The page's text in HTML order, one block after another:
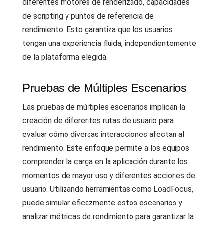
diferentes motores de renderizado, capacidades
de scripting y puntos de referencia de
rendimiento. Esto garantiza que los usuarios
tengan una experiencia fluida, independientemente
de la plataforma elegida.
Pruebas de Múltiples Escenarios
Las pruebas de múltiples escenarios implican la
creación de diferentes rutas de usuario para
evaluar cómo diversas interacciones afectan al
rendimiento. Este enfoque permite a los equipos
comprender la carga en la aplicación durante los
momentos de mayor uso y diferentes acciones de
usuario. Utilizando herramientas como LoadFocus,
puede simular eficazmente estos escenarios y
analizar métricas de rendimiento para garantizar la